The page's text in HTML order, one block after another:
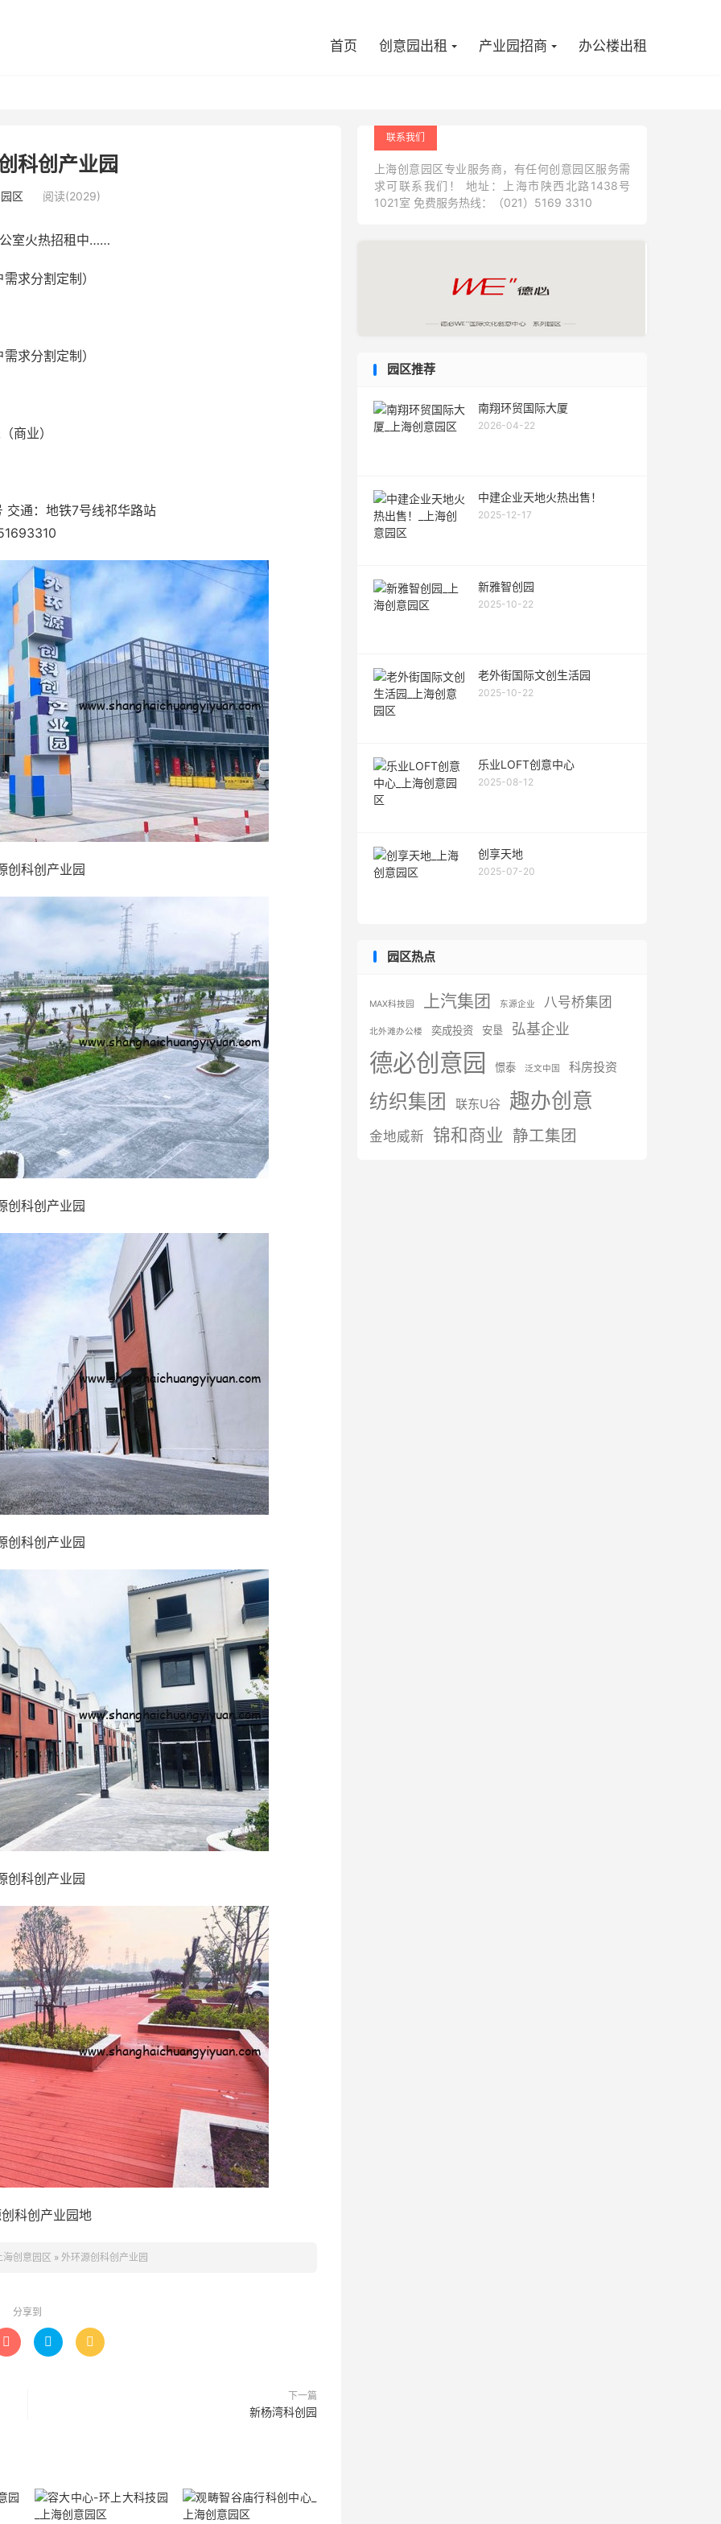
首页 创意园出租 产业园招商 办公楼出租
科创产业园
区 阅读(2029)
室火热招租中……
求分割定制）
求分割定制）
商业）
交通：地铁7号线祁华路站
创科创产业园
创科创产业园
创科创产业园
创科创产业园
科创产业园地
海创意园区 » 外环源创科创产业园
分享到
  
下一篇
新杨湾科创园
联系我们
上海创意园区专业服务商，有任何创意园区服务需
求可联系我们！ 地址：上海市陕西北路1438号
1021室 免费服务热线：（021）5169 3310
园区推荐
南翔环贸国际大厦
2026-04-22
中建企业天地火热出售！
2025-12-17
新雅智创园
2025-10-22
老外街国际文创生活园
2025-10-22
乐业LOFT创意中心
2025-08-12
创享天地
2025-07-20
园区热点
MAX科技园 上汽集团 东源企业 八号桥集团
北外滩办公楼 奕成投资 安垦 弘基企业
德必创意园 憬泰 泛文中国 科房投资
纺织集团 联东U谷 趣办创意
金地威新 锦和商业 静工集团